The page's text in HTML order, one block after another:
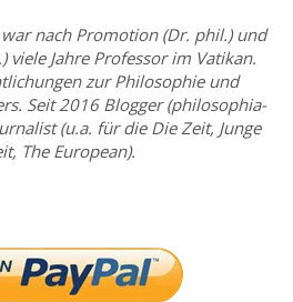
war nach Promotion (Dr. phil.) und
viele Jahre Professor im Vatikan.
zur Philosophie und
Seit 2016 Blogger (philosophia-
(u.a. für die Die Zeit, Junge
The European).